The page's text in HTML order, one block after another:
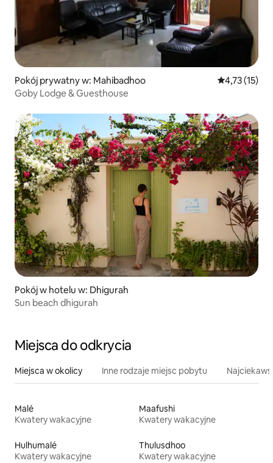
Pokój prywatny w: Mahibadhoo Średnia
4,73 (15)
Goby Lodge & Guesthouse
Pokój w hotelu w: Dhigurah
Sun beach dhigurah
Miejsca do odkrycia
Miejsca w okolicy Inne rodzaje miejsc pobytu
Malé
Kwatery wakacyjne
Maafushi
Kwatery wakacyjne
Hulhumalé
Kwatery wakacyjne
Thulusdhoo
Kwatery wakacyjne